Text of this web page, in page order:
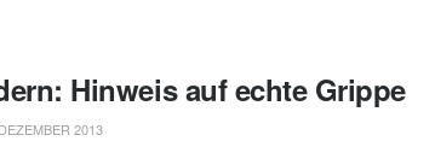
Hinweis auf echte Grippe
2013